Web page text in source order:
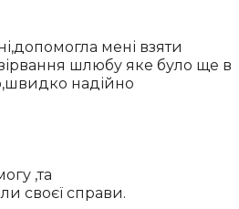
мені взяти
шлюбу яке було ще в
надійно
,та
своєї справи.